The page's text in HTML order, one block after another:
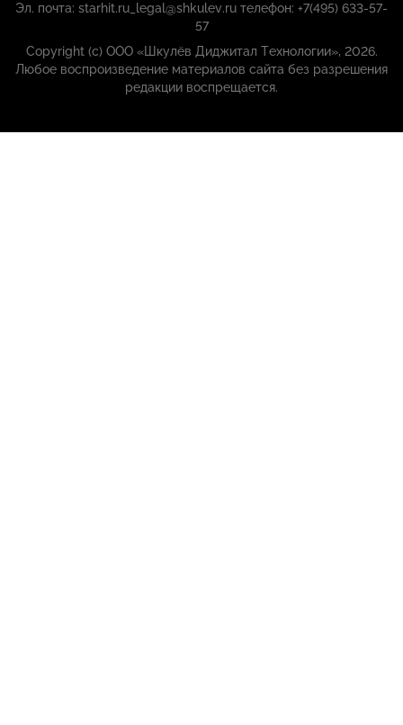
Эл. почта: starhit.ru_legal@shkulev.ru телефон: +7(495) 633-57-
57
Copyright (с) ООО «Шкулёв Диджитал Технологии», 2026.
Любое воспроизведение материалов сайта без разрешения
редакции воспрещается.